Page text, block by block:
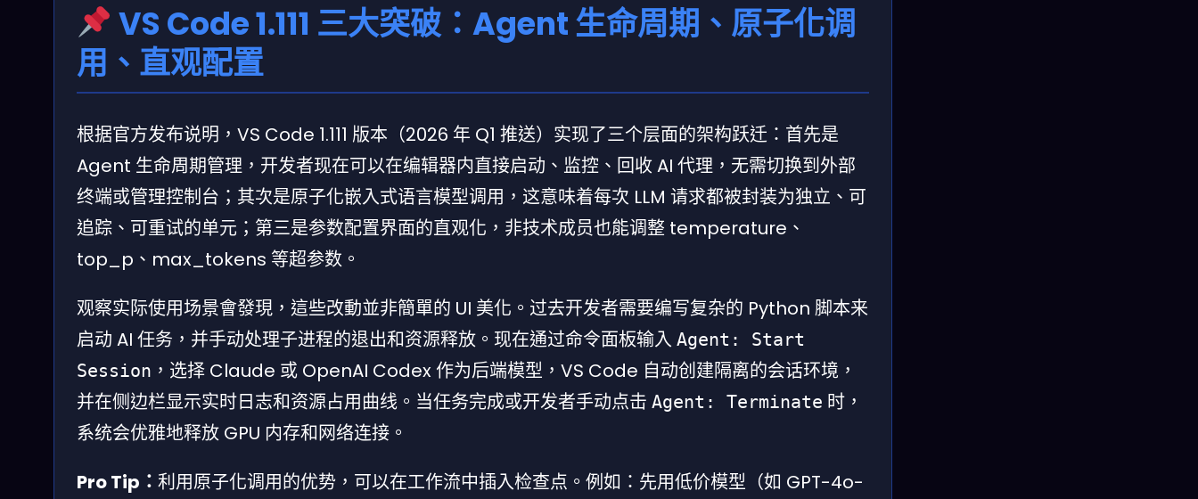
VS Code 1.111 三大突破：Agent 生命周期、原子化调
用、直观配置
根据官方发布说明，VS Code 1.111 版本（2026 年 Q1 推送）实现了三个层面的架构跃迁：首先是
Agent 生命周期管理，开发者现在可以在编辑器内直接启动、监控、回收 AI 代理，无需切换到外部
终端或管理控制台；其次是原子化嵌入式语言模型调用，这意味着每次 LLM 请求都被封装为独立、可
追踪、可重试的单元；第三是参数配置界面的直观化，非技术成员也能调整 temperature、
top_p、max_tokens 等超参数。
观察实际使用场景會發現，這些改動並非簡單的 UI 美化。过去开发者需要编写复杂的 Python 脚本来
启动 AI 任务，并手动处理子进程的退出和资源释放。现在通过命令面板输入 Agent: Start
Session ，选择 Claude 或 OpenAI Codex 作为后端模型，VS Code 自动创建隔离的会话环境，
并在侧边栏显示实时日志和资源占用曲线。当任务完成或开发者手动点击 Agent: Terminate 时，
系统会优雅地释放 GPU 内存和网络连接。
Pro Tip： 利用原子化调用的优势，可以在工作流中插入检查点。例如：先用低价模型（如 GPT-4o-